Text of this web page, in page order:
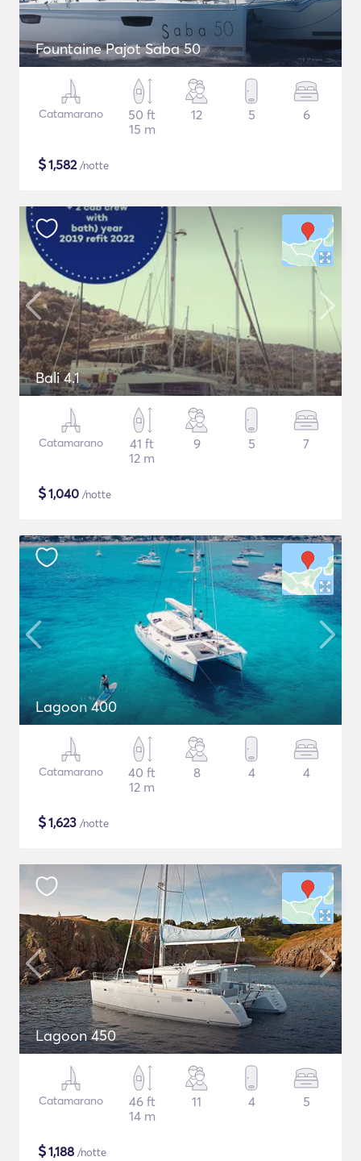
Fountaine Pajot Saba 50
Catamarano
50 ft
15 m
12 5 6
$1,582/notte
Bali 4.1
Catamarano
41 ft
12 m
9 5 7
$1,040 /notte
Lagoon 400
Catamarano
40 ft
12 m
8 4 4
$1,623 /notte
Lagoon 450
Catamarano
46 ft
14 m
11 4 5
$1,188 /notte